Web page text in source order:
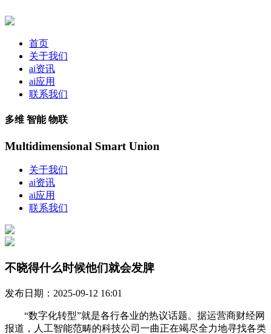
首页
关于我们
ai资讯
ai应用
联系我们
多维 智能 物联
Multidimensional Smart Union
关于我们
ai资讯
ai应用
联系我们
不晓得什么时候他们就会发脾
发布日期：2025-09-12 16:01
“数字化转型”就是各行各业的热议话题。据运营商财经网
报道，人工智能范畴的科技公司一曲正在竭尽全力地寻找各类